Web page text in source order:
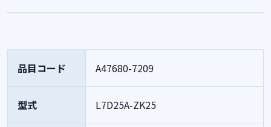
品目コード A47680-7209
型式 L7D25A-ZK25